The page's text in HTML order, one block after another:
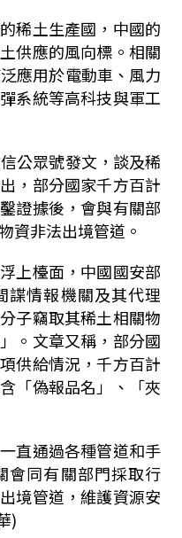
稀土生產國，中國的
供應的風向標。相關
應用於電動車、風力
系統等高科技與軍工
公眾號發文，談及稀
，部分國家千方百計
證據後，會與有關部
資非法出境管道。
上檯面，中國國安部
諜情報機關及其代理
子竊取其稀土相關物
。文章又稱，部分國
供給情況，千方百計
「偽報品名」、「夾
直通過各種管道和手
會同有關部門採取行
境管道，維護資源安
)